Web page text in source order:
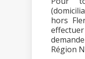
hors
Région